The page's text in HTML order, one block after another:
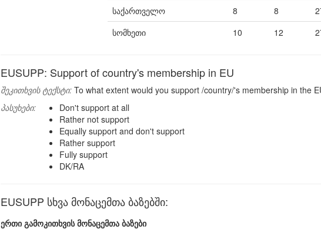
საქართველო
8 8
სომხეთი
10 12
EUSUPP: Support of country's membership in EU
შეკითხვის ტექსტი: To what extent would you support /country/'s membership in the
პასუხები:
Don't support at all
Rather not support
Equally support and don't support
Rather support
Fully support
DK/RA
EUSUPP სხვა მონაცემთა ბაზებში:
ერთი გამოკითხვის მონაცემთა ბაზები